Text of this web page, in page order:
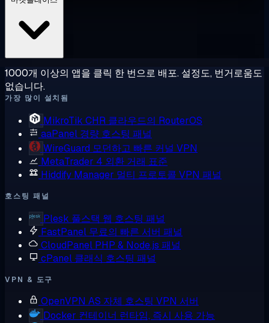
1000개 이상의 앱을 클릭 한 번으로 배포. 설정도, 번거로움도
없습니다.
가장 많이 설치됨
MikroTik CHR 클라우드의 RouterOS
aaPanel 경량 호스팅 패널
WireGuard 모던하고 빠른 커널 VPN
MetaTrader 4 외환 거래 표준
Hiddify Manager 멀티 프로토콜 VPN 패널
호스팅 패널
Plesk 풀스택 웹 호스팅 패널
FastPanel 무료의 빠른 서버 패널
CloudPanel PHP & Node.js 패널
cPanel 클래식 호스팅 패널
VPN & 도구
OpenVPN AS 자체 호스팅 VPN 서버
Docker 컨테이너 런타임, 즉시 사용 가능